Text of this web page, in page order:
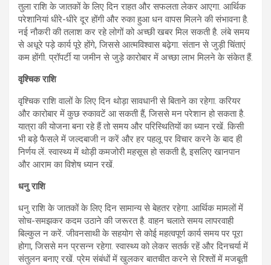
तुला राशि के जातकों के लिए दिन राहत और सफलता लेकर आएगा. आर्थिक
परेशानियां धीरे-धीरे दूर होंगी और रुका हुआ धन वापस मिलने की संभावना है.
नई नौकरी की तलाश कर रहे लोगों को अच्छी खबर मिल सकती है. लंबे समय
से अधूरे पड़े कार्य पूरे होंगे, जिससे आत्मविश्वास बढ़ेगा. संतान से जुड़ी चिंताएं
कम होंगी. प्रॉपर्टी या जमीन से जुड़े कारोबार में अच्छा लाभ मिलने के संकेत हैं.
वृश्चिक राशि
वृश्चिक राशि वालों के लिए दिन थोड़ा सावधानी से बिताने का रहेगा. करियर
और कारोबार में कुछ रुकावटें आ सकती हैं, जिससे मन परेशान हो सकता है.
यात्रा की योजना बना रहे हैं तो समय और परिस्थितियों का ध्यान रखें. किसी
भी बड़े फैसले में जल्दबाजी न करें और हर पहलू पर विचार करने के बाद ही
निर्णय लें. स्वास्थ्य में थोड़ी कमजोरी महसूस हो सकती है, इसलिए खानपान
और आराम का विशेष ध्यान रखें.
धनु राशि
धनु राशि के जातकों के लिए दिन सामान्य से बेहतर रहेगा. आर्थिक मामलों में
सोच-समझकर कदम उठाने की जरूरत है. वाहन चलाते समय लापरवाही
बिल्कुल न करें. जीवनसाथी के सहयोग से कोई महत्वपूर्ण कार्य समय पर पूरा
होगा, जिससे मन प्रसन्न रहेगा. स्वास्थ्य को लेकर सतर्क रहें और दिनचर्या में
संतुलन बनाए रखें. प्रेम संबंधों में खुलकर बातचीत करने से रिश्तों में मजबूती